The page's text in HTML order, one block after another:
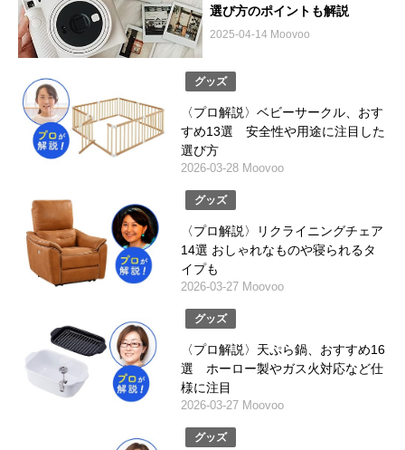
選び方のポイントも解説
2025-04-14 Moovoo
グッズ
〈プロ解説〉ベビーサークル、おす
すめ13選 安全性や用途に注目した
選び方
2026-03-28 Moovoo
グッズ
〈プロ解説〉リクライニングチェア
14選 おしゃれなものや寝られるタ
イプも
2026-03-27 Moovoo
グッズ
〈プロ解説〉天ぷら鍋、おすすめ16
選 ホーロー製やガス火対応など仕
様に注目
2026-03-27 Moovoo
グッズ